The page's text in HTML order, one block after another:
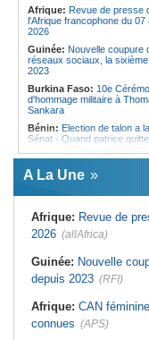
Angola:Ju-jitsu - L'Angola
décroche une quatrième
Afrique: Revue de presse
l'Afrique francophone du 07
2026
Guinée: Nouvelle coupure
réseaux sociaux, la
2023
Burkina Faso: 10e
d'hommage militaire à
Sankara
Bénin: Election de talon a
Sénat - Quand patrice
Cameroun:
Biya - Le fantôme d'Etoudi de
cardinal d'Abuja provoque
président Bola Tinubu
Talon prolonge son influence
politique
São Tomé and Príncipe:
Tomé-et-Principe à
A La Une
Afrique: Revue de
2026 (allAfrica)
Guinée: Nouvelle
depuis 2023 (RFI)
Afrique: CAN
connues (APS)